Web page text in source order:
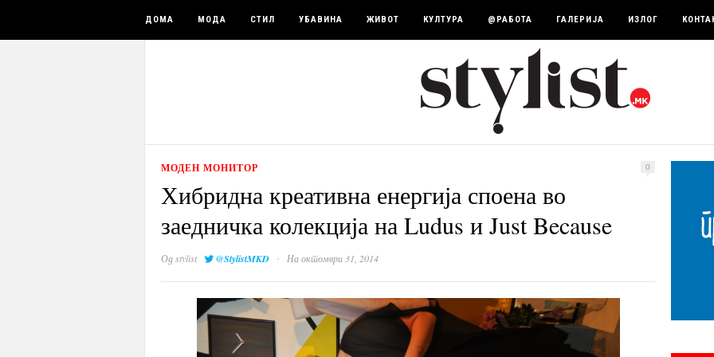
ДОМА МОДА СТИЛ УБАВИНА ЖИВОТ КУЛТУРА @РАБОТА ГАЛЕРИЈА ИЗЛОГ
МОДЕН МОНИТОР 0
Хибридна креативна енергија споена во
заедничка колекција на Ludus и Just Because
Одstylist @StylistMKD · На октомври 31, 2014